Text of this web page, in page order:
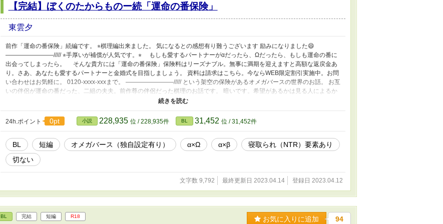
【完結】ぼくのたからものー続「運命の番保険」
東雲夕
前作「運命の番保険」続編です。 ⭐︎棋理編出来ました。 気になるとの感想有り難うございます 励みになりました😄
————————///// ⭐︎手厚いが補償が人気です。⭐︎ もしも愛するパートナーがαだったら、Ωだったら、もしも運命の番に
出会ってしまったら。 そんな貴方には「運命の番保険」保険料はリーズナブル。無事に満期を迎えますと高額な返戻金あ
り。さあ、あなたも愛するパートナーと金婚式を目指しましょう。 資料は請求はこちら。今ならWEB限定割引実施中。お問
い合わせはお気軽に。 0120-xxxx-xxxまで。 ————————///// という架空の保険があるオメガバースの世界のお話。 お互
いの伴侶が運命の番だった、二組の夫夫。前作尊の伴侶だった棋理のお話です。 暗いです。希望があるかは見る人によるか
と。書いてる人はバドエンではないと思ってます。運命に翻弄されたα、棋理の物語。 良かった見てやってください。 オメ
ガバース独自設定あり。 地雷もちの皆様は自己防衛お願いします。 読後の記憶削除は筆者の能力では無理ですからね。よく
よくお気をつけて〜。 ⭐︎三話完結しました。
24h.ポイント 0pt 小説 228,935 位 / 228,935件 BL 31,452 位 / 31,452件
BL 短編 オメガバース（独自設定有り） α×Ω α×β
寝取られ（NTR）要素あり
切ない
文字数 9,792 最終更新日 2023.04.14 登録日 2023.04.12
BL 完結 短編 R18 お気に入りに追加 94